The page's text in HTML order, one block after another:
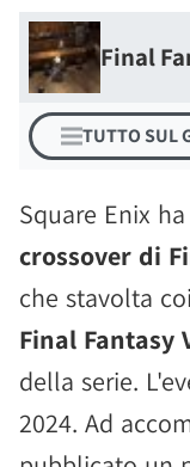
Final
TUTTO SUL
Square Enix
crossover di
che stavolta
Final Fantasy
della serie.
2024. Ad